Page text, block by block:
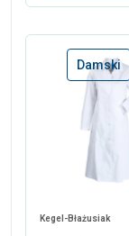
Damski
Kegel-Błażusiak